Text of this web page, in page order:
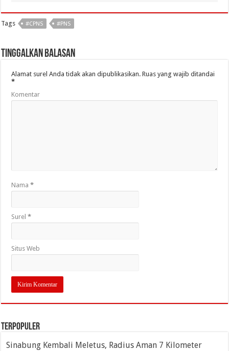
Tags #CPNS #PNS
Tinggalkan Balasan
Alamat surel Anda tidak akan dipublikasikan. Ruas yang wajib ditandai
*
Komentar
Nama*
Surel*
Situs Web
Terpopuler
Sinabung Kembali Meletus, Radius Aman 7 Kilometer